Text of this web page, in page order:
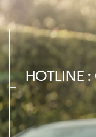
HOTLINE